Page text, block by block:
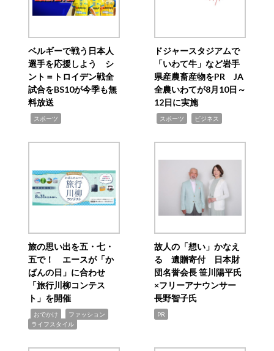
ベルギーで戦う日本人
選手を応援しよう シ
ント＝トロイデン戦全
試合をBS10が今季も無
料放送
スポーツ
ドジャースタジアムで
「いわて牛」など岩手
県産農畜産物をPR JA
全農いわてが8月10日～
12日に実施
スポーツ ビジネス
旅の思い出を五・七・
五で！ エースが「か
ばんの日」に合わせ
「旅行川柳コンテス
ト」を開催
おでかけ ファッション
ライフスタイル
故人の「想い」かなえ
る 遺贈寄付 日本財
団名誉会長 笹川陽平氏
×フリーアナウンサー
長野智子氏
PR